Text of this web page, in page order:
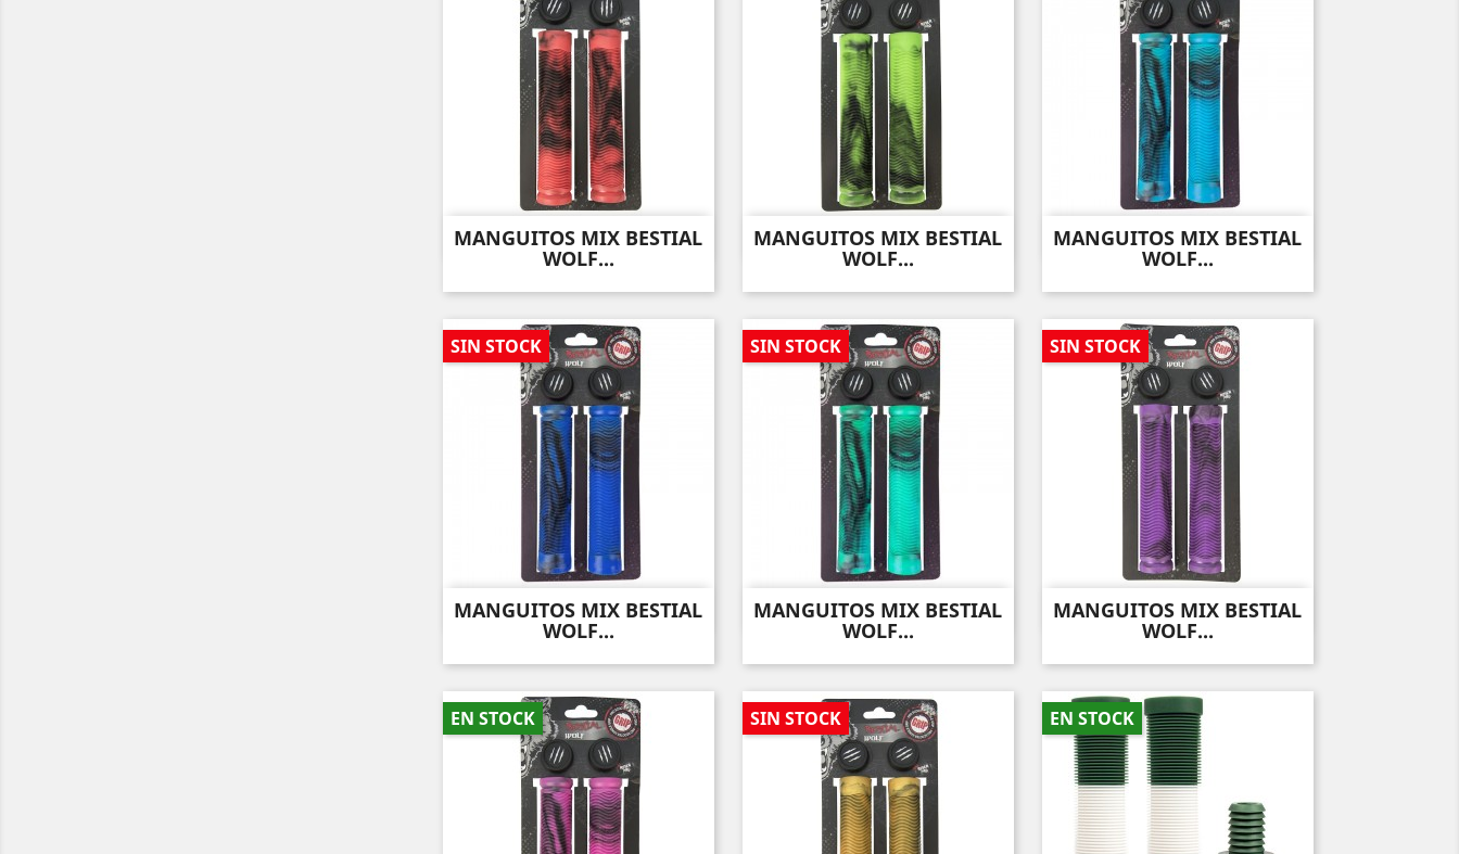
MANGUITOS MIX BESTIAL
WOLF...
Vista rápida MANGUITOS MIX BESTIAL
WOLF...
Vista rápida MANGUITOS MIX BESTIAL
WOLF...
Vista rápida
MANGUITOS MIX BESTIAL
WOLF...
SIN STOCK
Vista rápida MANGUITOS MIX BESTIAL
WOLF...
SIN STOCK
Vista rápida MANGUITOS MIX BESTIAL
WOLF...
SIN STOCK
Vista rápida
EN STOCK SIN STOCK EN STOCK